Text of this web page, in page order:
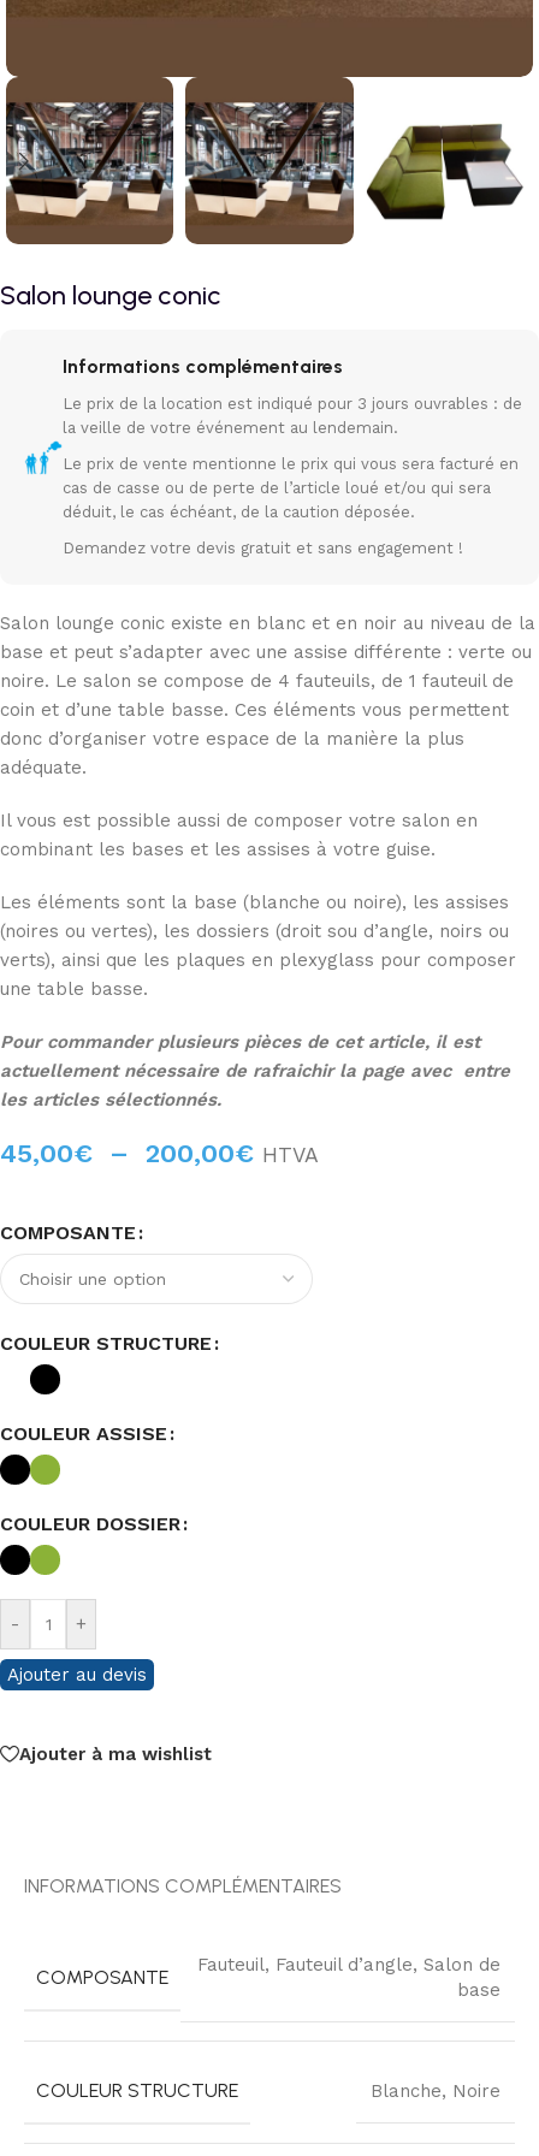
Salon lounge conic
Informations complémentaires
Le prix de la location est indiqué pour 3 jours ouvrables : de
la veille de votre événement au lendemain.
Le prix de vente mentionne le prix qui vous sera facturé en
cas de casse ou de perte de l’article loué et/ou qui sera
déduit, le cas échéant, de la caution déposée.
Demandez votre devis gratuit et sans engagement !
Salon lounge conic existe en blanc et en noir au niveau de la
base et peut s’adapter avec une assise différente : verte ou
noire. Le salon se compose de 4 fauteuils, de 1 fauteuil de
coin et d’une table basse. Ces éléments vous permettent
donc d’organiser votre espace de la manière la plus
adéquate.
Il vous est possible aussi de composer votre salon en
combinant les bases et les assises à votre guise.
Les éléments sont la base (blanche ou noire), les assises
(noires ou vertes), les dossiers (droit sou d’angle, noirs ou
verts), ainsi que les plaques en plexyglass pour composer
une table basse.
Pour commander plusieurs pièces de cet article, il est
actuellement nécessaire de rafraichir la page avec entre
les articles sélectionnés.
45,00€ – 200,00€ HTVA
COMPOSANTE
COULEUR STRUCTURE
COULEUR ASSISE
COULEUR DOSSIER
- +
Ajouter au devis
Ajouter à ma wishlist
INFORMATIONS COMPLÉMENTAIRES
COMPOSANTE
Fauteuil, Fauteuil d’angle, Salon de
base
COULEUR STRUCTURE Blanche, Noire